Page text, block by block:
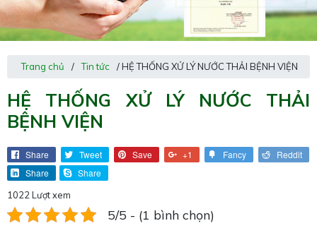
Trang chủ / Tin tức / HỆ THỐNG XỬ LÝ NƯỚC THẢI BỆNH VIỆN
HỆ THỐNG XỬ LÝ NƯỚC THẢI
BỆNH VIỆN
Share Tweet Save +1 Fancy
Reddit
Share
Share
1022 Lượt xem
5/5 - (1 bình chọn)